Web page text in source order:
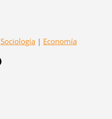
Sociología | Economía